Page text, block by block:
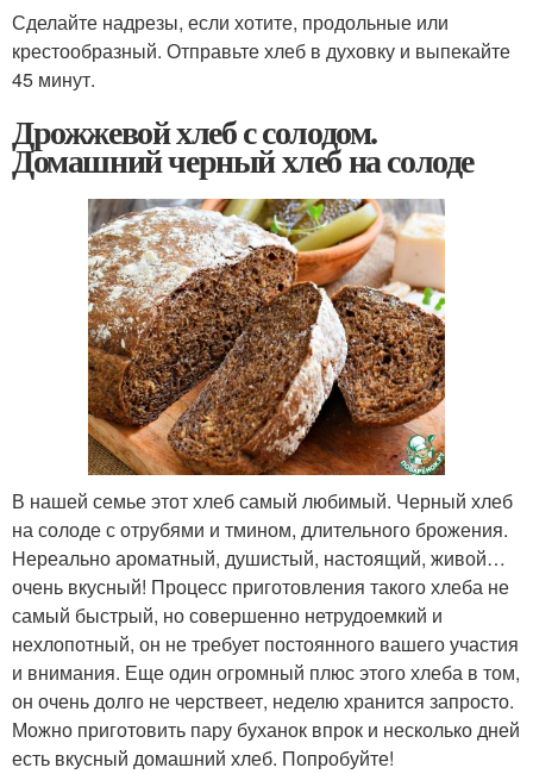
Сделайте надрезы, если хотите, продольные или
крестообразный. Отправьте хлеб в духовку и выпекайте
45 минут.
Дрожжевой хлеб с солодом.
Домашний черный хлеб на солоде
В нашей семье этот хлеб самый любимый. Черный хлеб
на солоде с отрубями и тмином, длительного брожения.
Нереально ароматный, душистый, настоящий, живой…
очень вкусный! Процесс приготовления такого хлеба не
самый быстрый, но совершенно нетрудоемкий и
нехлопотный, он не требует постоянного вашего участия
и внимания. Еще один огромный плюс этого хлеба в том,
он очень долго не черствеет, неделю хранится запросто.
Можно приготовить пару буханок впрок и несколько дней
есть вкусный домашний хлеб. Попробуйте!